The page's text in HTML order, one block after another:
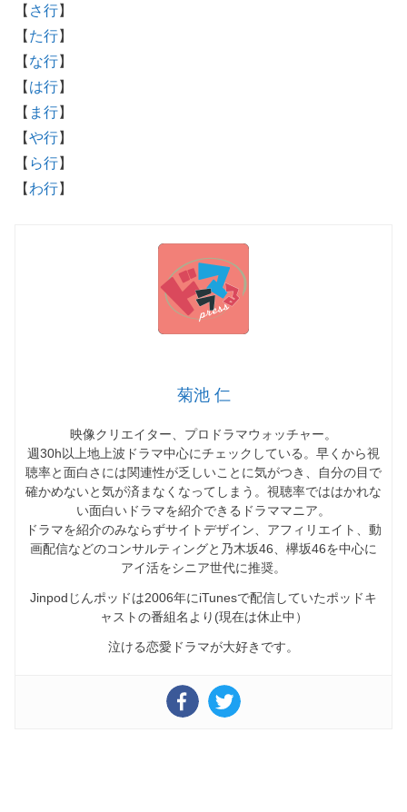
【 さ行】
【た行】
【な行】
【は行】
【 ま行】
【や行】
【 ら行】
【わ行】
菊池 仁
映像クリエイター、プロドラマウォッチャー。
週30h以上地上波ドラマ中心にチェックしている。早くから視
聴率と面白さには関連性が乏しいことに気がつき、自分の目で
確かめないと気が済まなくなってしまう。視聴率でははかれな
い面白いドラマを紹介できるドラママニア。
ドラマを紹介のみならずサイトデザイン、アフィリエイト、動
画配信などのコンサルティングと乃木坂46、欅坂46を中心に
アイ活をシニア世代に推奨。
Jinpodじんポッドは2006年にiTunesで配信していたポッドキ
ャストの番組名より(現在は休止中）
泣ける恋愛ドラマが大好きです。